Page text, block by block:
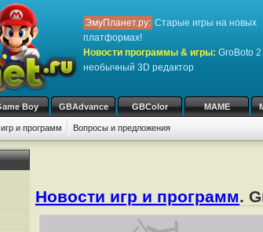
ЭмуПланет.ру: Старые игры на новых
платформах!
Новости программы & игры: GroBoto 2
необычный 3D редактор
Boy GBAdvance GBColor MAME
и программ Вопросы и предложения
Новости игр и программ.